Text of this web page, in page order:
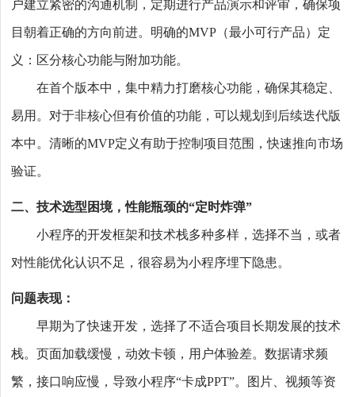
户建立紧密的沟通机制，定期进行产品演示和评审，确保项
目朝着正确的方向前进。明确的MVP（最小可行产品）定
义：区分核心功能与附加功能。
在首个版本中，集中精力打磨核心功能，确保其稳定、
易用。对于非核心但有价值的功能，可以规划到后续迭代版
本中。清晰的MVP定义有助于控制项目范围，快速推向市场
验证。
二、技术选型困境，性能瓶颈的“定时炸弹”
小程序的开发框架和技术栈多种多样，选择不当，或者
对性能优化认识不足，很容易为小程序埋下隐患。
问题表现：
早期为了快速开发，选择了不适合项目长期发展的技术
栈。页面加载缓慢，动效卡顿，用户体验差。数据请求频
繁，接口响应慢，导致小程序“卡成PPT”。图片、视频等资